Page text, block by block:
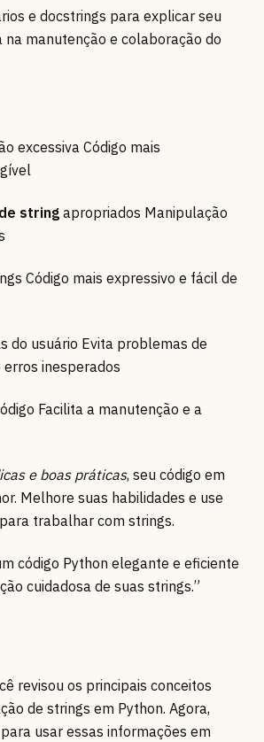
e docstrings para explicar seu
na manutenção e colaboração do
excessiva Código mais
string apropriados Manipulação
Código mais expressivo e fácil de
do usuário Evita problemas de
inesperados
Facilita a manutenção e a
e boas práticas, seu código em
Melhore suas habilidades e use
trabalhar com strings.
código Python elegante e eficiente
cuidadosa de suas strings.”
revisou os principais conceitos
de strings em Python. Agora,
usar essas informações em